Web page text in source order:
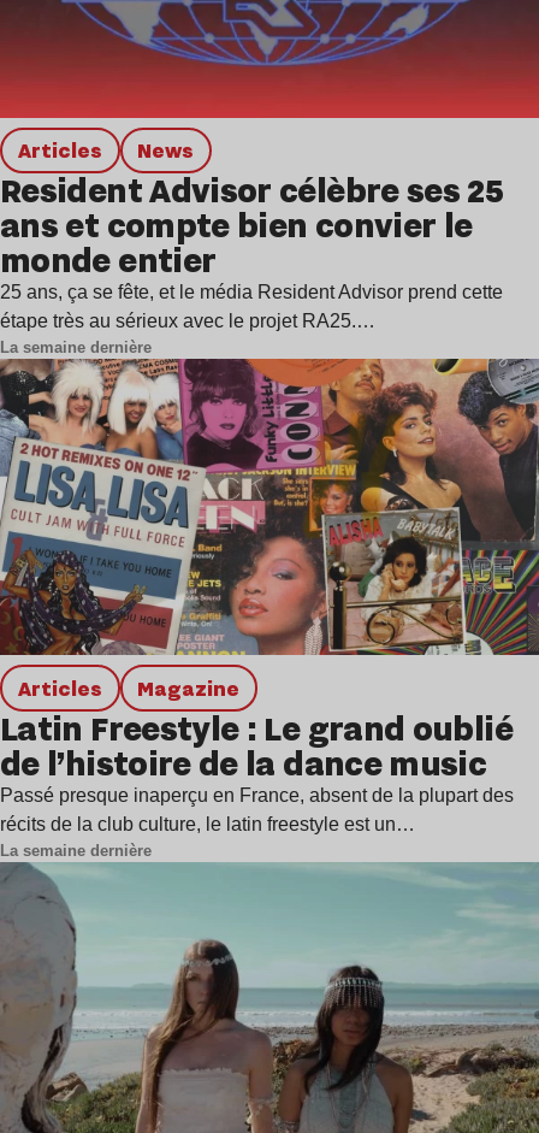
Articles news
Resident Advisor célèbre ses 25
ans et compte bien convier le
monde entier
25 ans, ça se fête, et le média Resident Advisor prend cette
étape très au sérieux avec le projet RA25.…
La semaine dernière
Articles magazine
Latin Freestyle : Le grand oublié
de l’histoire de la dance music
Passé presque inaperçu en France, absent de la plupart des
récits de la club culture, le latin freestyle est un…
La semaine dernière